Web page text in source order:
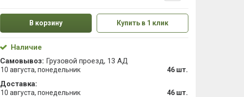
В корзину Купить в 1 клик
Наличие
Самовывоз: Грузовой проезд, 13 АД
10 августа, понедельник 46 шт.
Доставка:
10 августа, понедельник 46 шт.